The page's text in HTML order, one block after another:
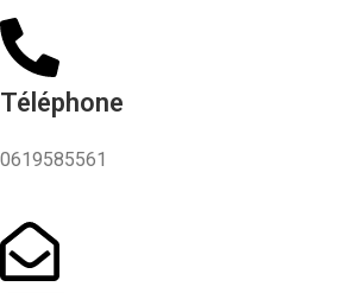
Téléphone
0619585561